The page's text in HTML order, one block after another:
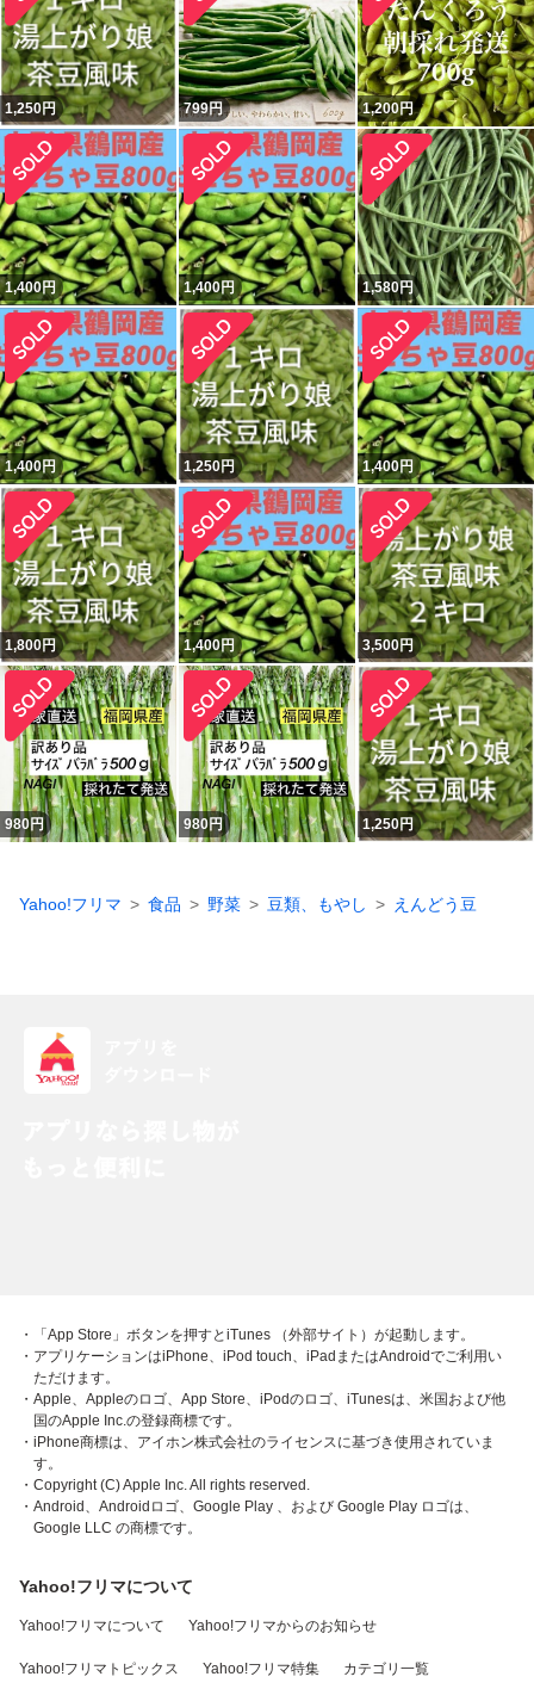
1,250円 799円 1,200円
1,400円 1,400円 1,580円
1,400円 1,250円 1,400円
1,800円 1,400円 3,500円
980円 980円 1,250円
Yahoo!フリマ 食品 野菜 豆類、もやし えんどう豆
・「App Store」ボタンを押すとiTunes （外部サイト）が起動します。
・アプリケーションはiPhone、iPod touch、iPadまたはAndroidでご利用い
ただけます。
・Apple、Appleのロゴ、App Store、iPodのロゴ、iTunesは、米国および他
国のApple Inc.の登録商標です。
・iPhone商標は、アイホン株式会社のライセンスに基づき使用されていま
す。
・Copyright (C) Apple Inc. All rights reserved.
・Android、Androidロゴ、Google Play 、および Google Play ロゴは、
Google LLC の商標です。
Yahoo!フリマについて
Yahoo!フリマについて Yahoo!フリマからのお知らせ
Yahoo!フリマトピックス Yahoo!フリマ特集 カテゴリ一覧